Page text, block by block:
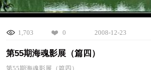
1,703 0 2008-12-23
第55期海魂影展（篇四）
第55期海魂影展（篇四）